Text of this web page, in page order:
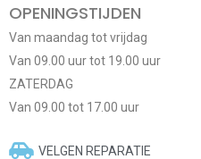
OPENINGSTIJDEN
Van maandag tot vrijdag
Van 09.00 uur tot 19.00 uur
ZATERDAG
Van 09.00 tot 17.00 uur
VELGEN REPARATIE